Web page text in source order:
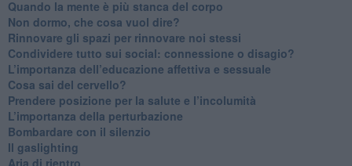
​Quando la mente è più stanca del corpo
Non dormo, che cosa vuol dire?
​Rinnovare gli spazi per rinnovare noi stessi
​Condividere tutto sui social: connessione o disagio?
​L’importanza dell’educazione affettiva e sessuale
​Cosa sai del cervello?
Prendere posizione per la salute e l’incolumità
L’importanza della perturbazione
​Bombardare con il silenzio
Il gaslighting
Aria di rientro